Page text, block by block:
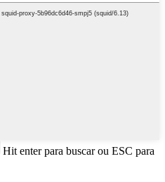
Hit enter para buscar ou ESC para